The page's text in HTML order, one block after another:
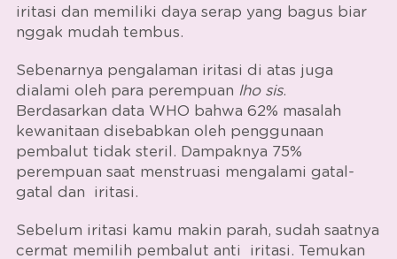
iritasi dan memiliki daya serap yang bagus biar
nggak mudah tembus.
Sebenarnya pengalaman iritasi di atas juga
dialami oleh para perempuan lho sis.
Berdasarkan data WHO bahwa 62% masalah
kewanitaan disebabkan oleh penggunaan
pembalut tidak steril. Dampaknya 75%
perempuan saat menstruasi mengalami gatal-
gatal dan iritasi.
Sebelum iritasi kamu makin parah, sudah saatnya
cermat memilih pembalut anti iritasi . Temukan